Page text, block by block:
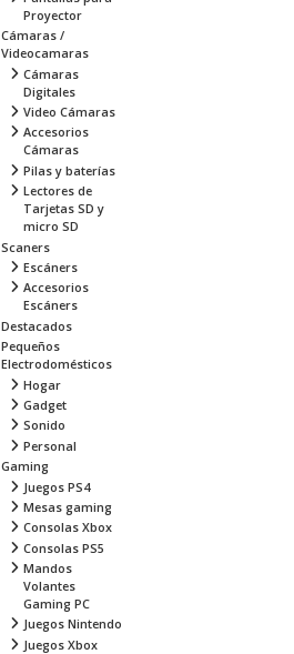
Proyector
Cámaras /
Videocamaras
Cámaras
Digitales
Video Cámaras
Accesorios
Cámaras
Pilas y baterías
Lectores de
Tarjetas SD y
micro SD
Scaners
Escáners
Accesorios
Escáners
Destacados
Pequeños
Electrodomésticos
Hogar
Gadget
Sonido
Personal
Gaming
Juegos PS4
Mesas gaming
Consolas Xbox
Consolas PS5
Mandos
Volantes
Gaming PC
Juegos Nintendo
Juegos Xbox